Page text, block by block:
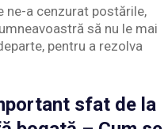
ne-a cenzurat postările,
să nu le mai
pentru a rezolva
sfat de la